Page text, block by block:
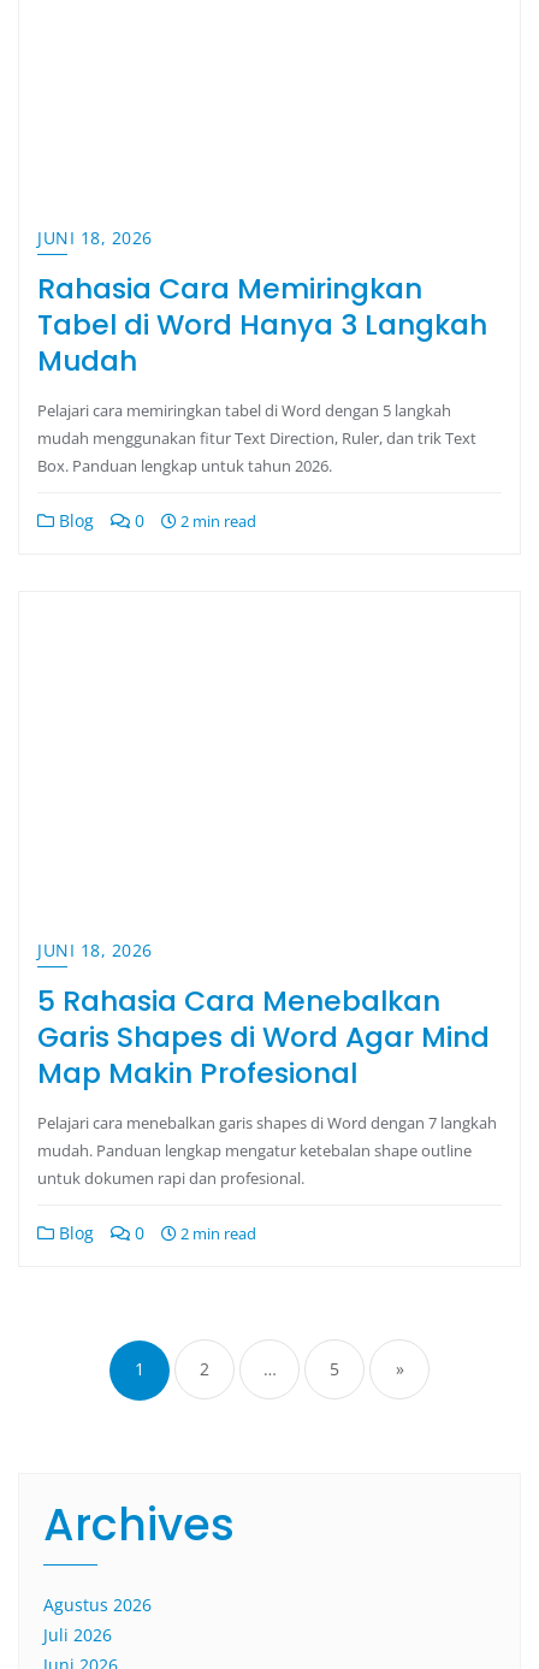
JUNI 18, 2026
Rahasia Cara Memiringkan
Tabel di Word Hanya 3 Langkah
Mudah
Pelajari cara memiringkan tabel di Word dengan 5 langkah
mudah menggunakan fitur Text Direction, Ruler, dan trik Text
Box. Panduan lengkap untuk tahun 2026.
Blog 0 2 min read
JUNI 18, 2026
5 Rahasia Cara Menebalkan
Garis Shapes di Word Agar Mind
Map Makin Profesional
Pelajari cara menebalkan garis shapes di Word dengan 7 langkah
mudah. Panduan lengkap mengatur ketebalan shape outline
untuk dokumen rapi dan profesional.
Blog 0 2 min read
1 2 … 5 »
Archives
Agustus 2026
Juli 2026